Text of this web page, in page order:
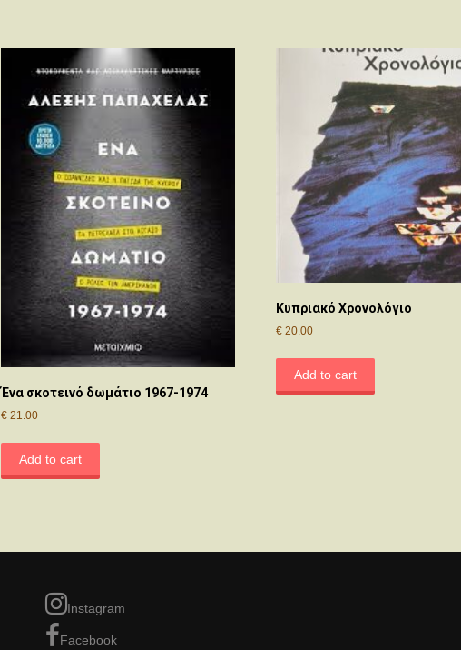
Ένα σκοτεινό δωμάτιο 1967-1974
€ 21.00
Add to cart
Κυπριακό Χρονολόγιο
€20.00
Add to cart
Instagram
Facebook